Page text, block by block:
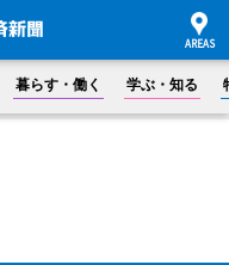
暮らす・働く 学ぶ・知る